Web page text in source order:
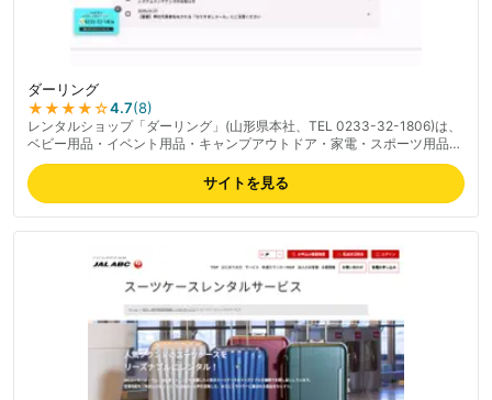
ダーリング
★★★★☆4.7(8)
レンタルショップ「ダーリング」(山形県本社、TEL 0233-32-1806)は、
ベビー用品・イベント用品・キャンプアウトドア・家電・スポーツ用品・
スーツケース・着ぐるみ・布団・介護用品まで幅広く扱う総合レンタルシ
ョップ。最短2日からの短期レンタルに対応し、1ヶ月単位の長期プランも
用意。綿菓子機・ポップコーン機・かき氷機など季節イベント用品の品揃
えが豊富で、家族イベントから業務用まで対応。営業時間は月〜金
9:00〜17:00(土日定休)。最新の料金は公式サイトでご確認ください。
サイトを見る